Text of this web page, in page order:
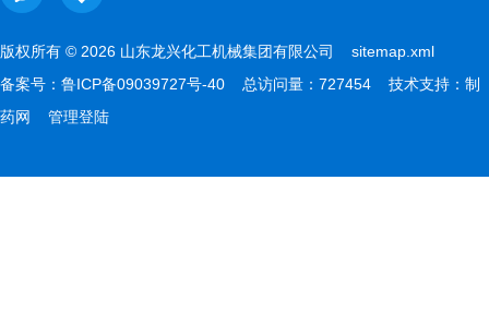
版权所有 © 2026 山东龙兴化工机械集团有限公司 sitemap.xml
备案号： 鲁ICP备09039727号-40 总访问量：727454 技术支持： 制
药网
管理登陆